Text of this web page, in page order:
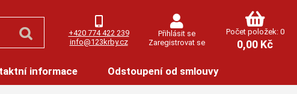
+420 774 422 239
info@123krby.cz
Přihlásit se
Zaregistrovat se
Počet položek: 0
0,00 Kč
informace Odstoupení od smlouvy